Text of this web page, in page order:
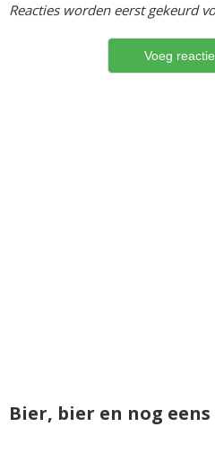
Reacties worden eerst gekeurd
Bier, bier en nog